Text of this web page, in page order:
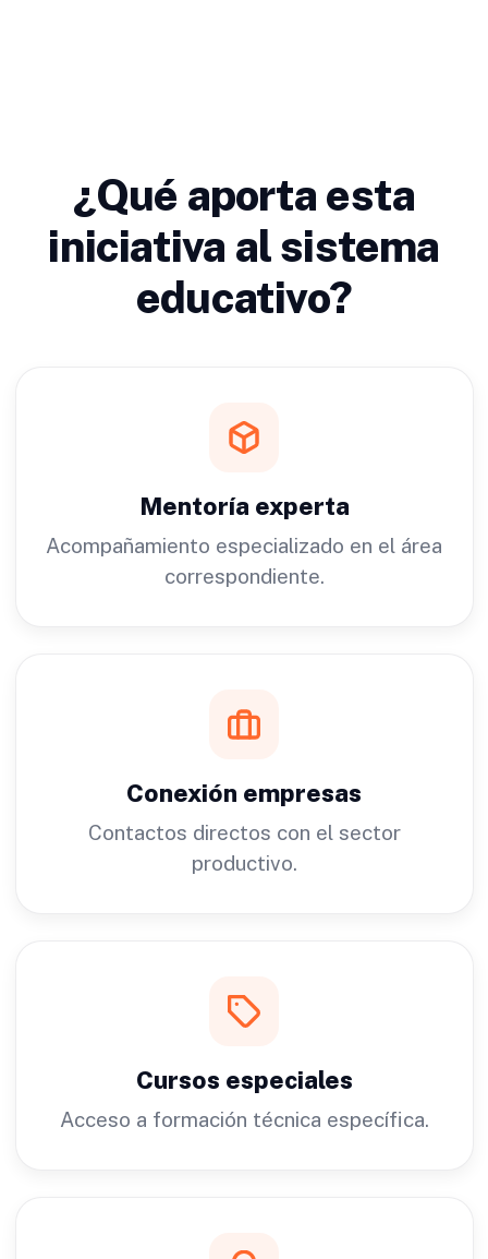
¿Qué aporta esta
iniciativa al sistema
educativo?
Mentoría experta
Acompañamiento especializado en el área
correspondiente.
Conexión empresas
Contactos directos con el sector
productivo.
Cursos especiales
Acceso a formación técnica específica.